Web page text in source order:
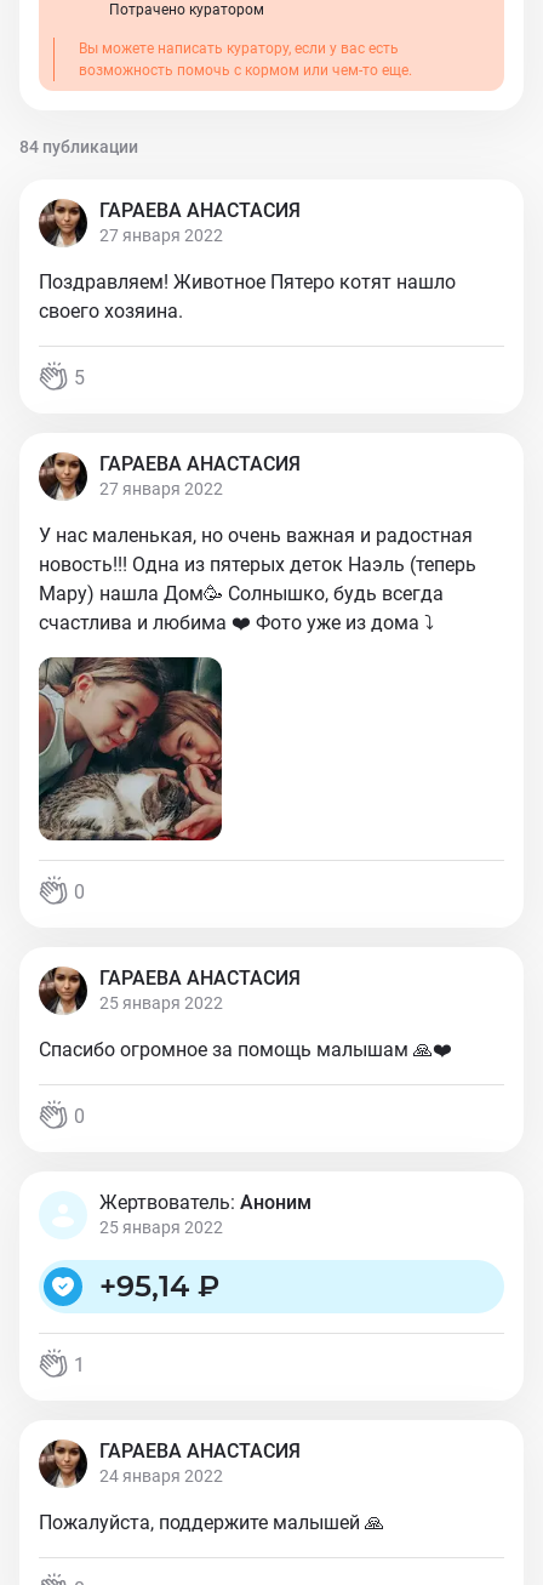
Потрачено куратором
Вы можете написать куратору, если у вас есть
возможность помочь с кормом или чем-то еще.
84 публикации
ГАРАЕВА АНАСТАСИЯ
27 января 2022
Поздравляем! Животное Пятеро котят нашло
своего хозяина.
5
ГАРАЕВА АНАСТАСИЯ
27 января 2022
У нас маленькая, но очень важная и радостная
новость!!! Одна из пятерых деток Наэль (теперь
Мару) нашла Дом🥳 Солнышко, будь всегда
счастлива и любима ❤️ Фото уже из дома ⤵️
0
ГАРАЕВА АНАСТАСИЯ
25 января 2022
Спасибо огромное за помощь малышам 🙏❤️
0
Жертвователь: Аноним
25 января 2022
+95,14 ₽
1
ГАРАЕВА АНАСТАСИЯ
24 января 2022
Пожалуйста, поддержите малышей 🙏